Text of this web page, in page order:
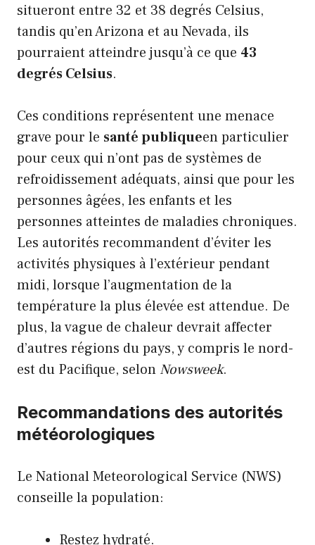
situeront entre 32 et 38 degrés Celsius,
tandis qu’en Arizona et au Nevada, ils
pourraient atteindre jusqu’à ce que 43
degrés Celsius.
Ces conditions représentent une menace
grave pour le santé publiqueen particulier
pour ceux qui n’ont pas de systèmes de
refroidissement adéquats, ainsi que pour les
personnes âgées, les enfants et les
personnes atteintes de maladies chroniques.
Les autorités recommandent d’éviter les
activités physiques à l’extérieur pendant
midi, lorsque l’augmentation de la
température la plus élevée est attendue. De
plus, la vague de chaleur devrait affecter
d’autres régions du pays, y compris le nord-
est du Pacifique, selon Nowsweek.
Recommandations des autorités
météorologiques
Le National Meteorological Service (NWS)
conseille la population:
Restez hydraté.